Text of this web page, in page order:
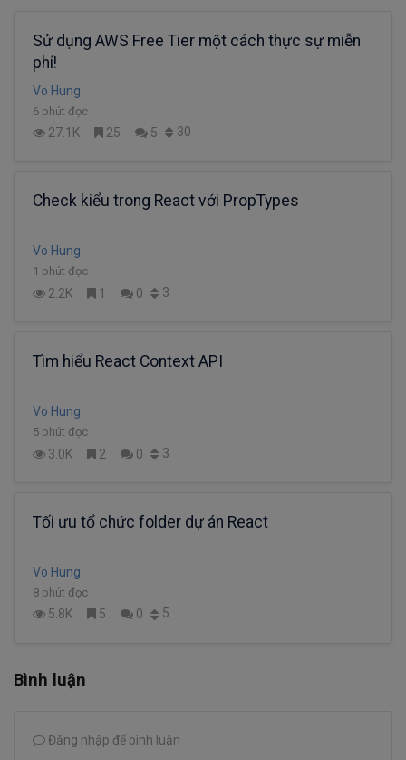
Sử dụng AWS Free Tier một cách thực sự miễn
phí!
Vo Hung
6 phút đọc
27.1K 25 5 30
Check kiểu trong React với PropTypes
Vo Hung
1 phút đọc
2.2K 1 0 3
Tìm hiểu React Context API
Vo Hung
5 phút đọc
3.0K 2 0 3
Tối ưu tổ chức folder dự án React
Vo Hung
8 phút đọc
5.8K 5 0 5
Bình luận
Đăng nhập để bình luận